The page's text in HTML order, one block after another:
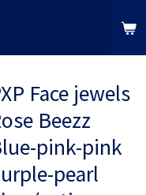
Face jewels
Beezz
pink-pink
pearl